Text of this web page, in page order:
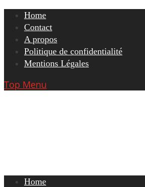
Skip
content
Home
Contact
A propos
Politique de confidentialité
Mentions Légales
Top Menu
Home